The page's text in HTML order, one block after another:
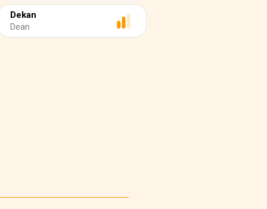
Dekan
Dean